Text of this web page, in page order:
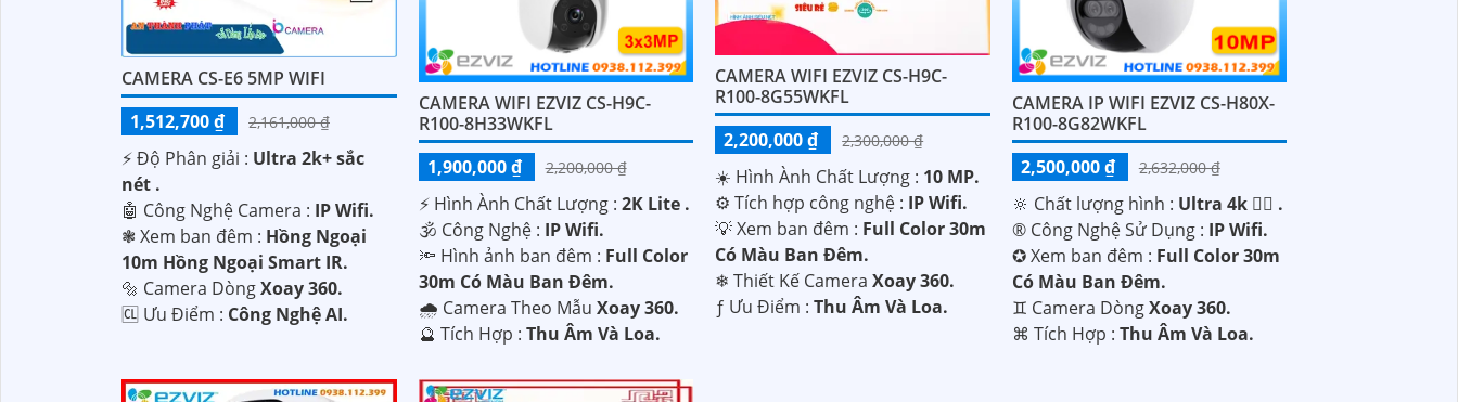
CAMERA CS-E6 5MP WIFI
1,512,700 ₫
2,161,000 ₫
️⚡ Độ Phân giải : Ultra 2k+ sắc
nét .
🤖️ Công Nghệ Camera : IP Wifi.
❃ Xem ban đêm : Hồng Ngoại
10m Hồng Ngoại Smart IR.
🔩 Camera DòngXoay 360.
️🆑 Ưu Điểm : Công Nghệ AI.
CAMERA WIFI EZVIZ CS-H9C-
R100-8H33WKFL
1,900,000 ₫
2,200,000 ₫
️⚡ Hình Ành Chất Lượng : 2K Lite .
🕉️ Công Nghệ : IP Wifi.
🔦 Hình ảnh ban đêm : Full Color
30m Có Màu Ban Ðêm.
🌧️ Camera Theo Mẫu Xoay 360.
️🔮 Tích Hợp : Thu Âm Và Loa.
CAMERA WIFI EZVIZ CS-H9C-
R100-8G55WKFL
2,200,000 ₫
2,300,000 ₫
☀️ Hình Ành Chất Lượng : 10 MP.
⚙ Tích hợp công nghệ : IP Wifi.
💡 Xem ban đêm : Full Color 30m
Có Màu Ban Ðêm.
❄ Thiết Kế CameraXoay 360.
️ƒ Ưu Điểm :Thu Âm Và Loa.
CAMERA IP WIFI EZVIZ CS-H80X-
R100-8G82WKFL
2,500,000 ₫
2,632,000 ₫
🔆 Chất lượng hình : Ultra 4k 👍🏾 .
®️ Công Nghệ Sử Dụng : IP Wifi.
✪ Xem ban đêm : Full Color 30m
Có Màu Ban Ðêm.
♊ Camera DòngXoay 360.
️⌘ Tích Hợp : Thu Âm Và Loa.